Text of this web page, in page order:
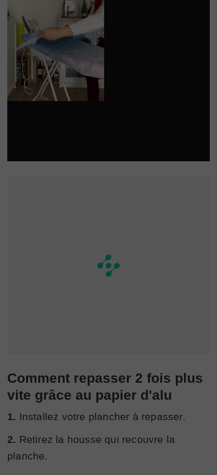
Comment repasser 2 fois plus
vite grâce au papier d'alu
1. Installez votre plancher à repasser.
2. Retirez la housse qui recouvre la
planche.